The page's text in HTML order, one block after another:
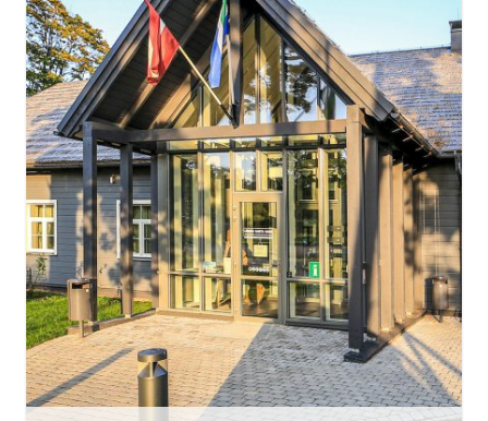
tic.kolka@talsi.lv, lsn@kolka.lv
+371 29402093
Eik su